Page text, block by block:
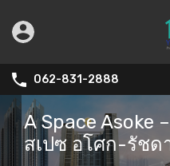
062-831-2888
A Space Asoke
สเปซ อโศก-รัชด